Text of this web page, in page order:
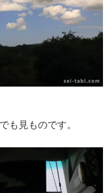
も見ものです。